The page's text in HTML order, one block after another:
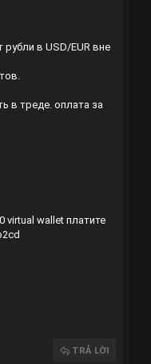
в USD/EUR вне
в треде. оплата за
virtual wallet платите
TRẢ LỜI